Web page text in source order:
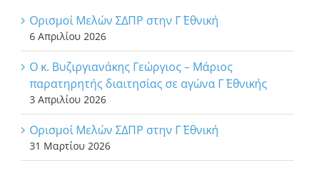
Ορισμοί Μελών ΣΔΠΡ στην Γ΄ Εθνική
6 Απριλίου 2026
Ο κ. Βυζιργιανάκης Γεώργιος – Μάριος
παρατηρητής διαιτησίας σε αγώνα Γ΄ Εθνικής
3 Απριλίου 2026
Ορισμοί Μελών ΣΔΠΡ στην Γ΄ Εθνική
31 Μαρτίου 2026